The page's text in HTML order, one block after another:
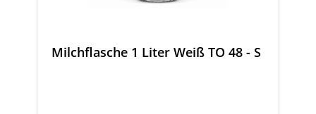
Milchflasche 1 Liter Weiß TO 48 - S